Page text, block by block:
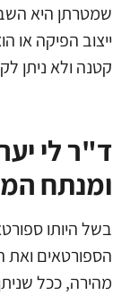
שמטרתן היא
ייצוב הפיקה או
קטנה ולא ניתן
ד"ר לי
ומנתח
בשל היותו
הספורטאים ואת
מהירה, ככל